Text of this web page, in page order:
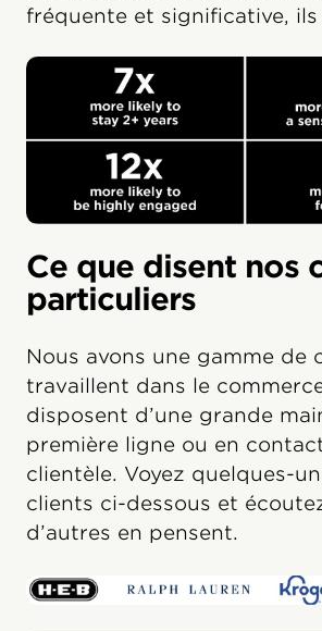
fréquente et significative, ils
Ce que disent nos
particuliers
Nous avons une gamme de
travaillent dans le
disposent d’une grande
première ligne ou en
clientèle. Voyez quelques-
clients ci-dessous et
d’autres en pensent.